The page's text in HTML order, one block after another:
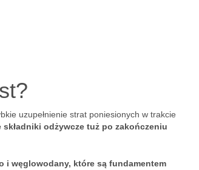
uzupełnienie strat poniesionych w trakcie
odżywcze tuż po zakończeniu
i węglowodany, które są fundamentem